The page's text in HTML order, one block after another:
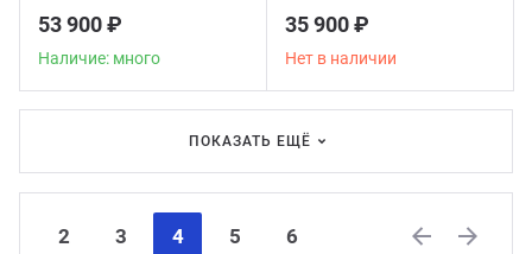
53 900 ₽
Наличие: много
35 900 ₽
Нет в наличии
ПОКАЗАТЬ ЕЩЁ
2 3 4 5
6